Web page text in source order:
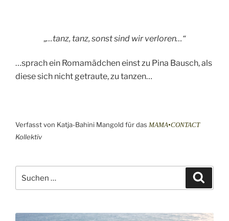
„…tanz, tanz, sonst sind wir verloren…“
…sprach ein Romamädchen einst zu Pina Bausch, als
diese sich nicht getraute, zu tanzen…
Verfasst von Katja-Bahini Mangold für das MAMA•CONTACT
Kollektiv
nach: